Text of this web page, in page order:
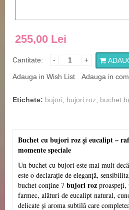
255,00 Lei
Cantitate: - +
Adauga in Wish List
Adauga in
Etichete: bujori bujori roz buchet
Buchet cu bujori roz și eucalipt –
momente speciale
Un buchet cu bujori este mai mult
este o declarație de eleganță,
buchet conține 7 bujori roz
farmec, alături de eucalipt natural,
delicate și aroma subtilă care